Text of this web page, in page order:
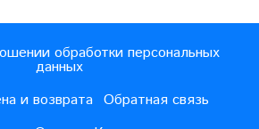
обработки персональных
данных
и возврата Обратная связь